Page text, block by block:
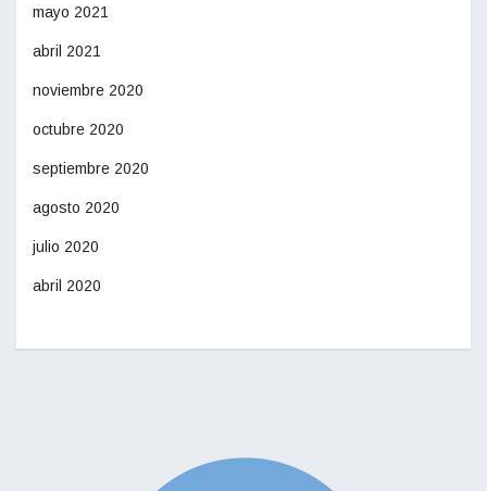
mayo 2021
abril 2021
noviembre 2020
octubre 2020
septiembre 2020
agosto 2020
julio 2020
abril 2020